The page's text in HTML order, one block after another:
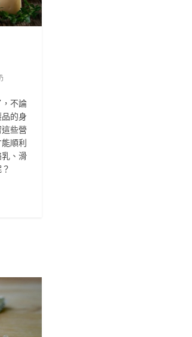
不論
的身
些營
順利
、滑